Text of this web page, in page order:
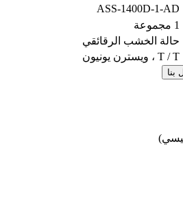
ASS-1400D-1-AD
1 مجموعة
حالة الخشب الرقائقي
T / T ، ويسترن يونيون
بنا